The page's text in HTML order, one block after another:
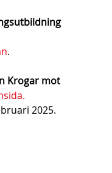
.
Krogar mot
2025.